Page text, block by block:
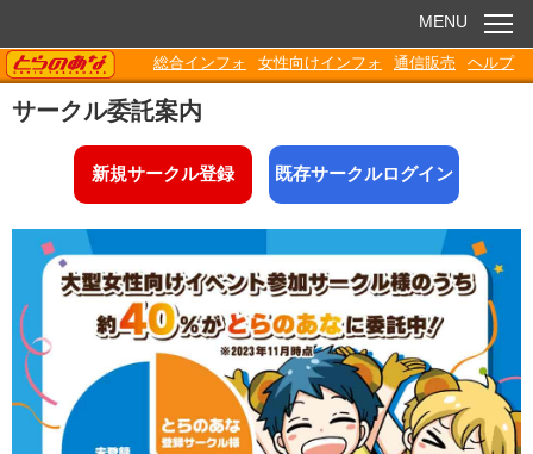
お知らせ
電子書籍
Q&A
各種ダウンロード
MENU
TORANOANA
総合インフォ 女性向けインフォ 通信販売 ヘルプ
サークル委託案内
新規サークル登録 既存サークルログイン